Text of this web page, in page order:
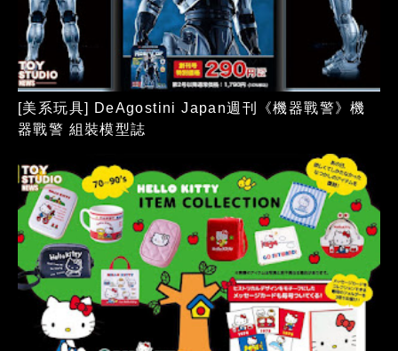
[美系玩具] DeAgostini Japan週刊《機器戰警》機
器戰警 組裝模型誌